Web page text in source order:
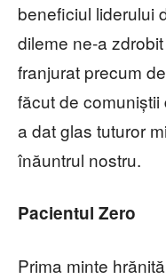
beneficiul liderului
dileme ne-a
franjurat precum
făcut de
a dat glas tuturor
înăuntrul nostru.
Pacientul Zero
Prima minte